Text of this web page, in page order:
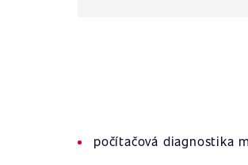
počítačová diagnostika